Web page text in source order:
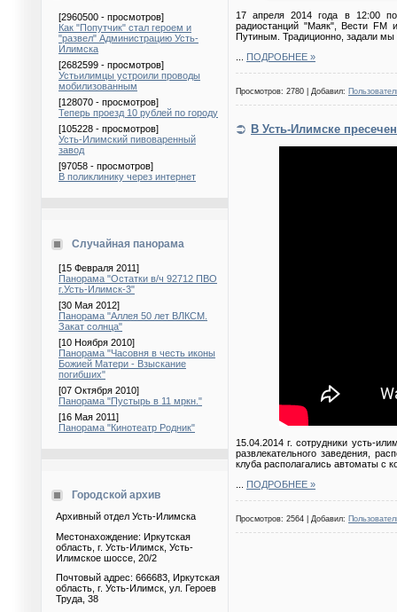
[2960500 - просмотров]
Как "Попутчик" стал героем и
"развел" Администрацию Усть-
Илимска
[2682599 - просмотров]
Устьилимцы устроили проводы
мобилизованным
[128070 - просмотров]
Теперь проезд 10 рублей по городу
[105228 - просмотров]
Усть-Илимский пивоваренный
завод
[97058 - просмотров]
В поликлинику через интернет
Случайная панорама
[15 Февраля 2011]
Панорама "Остатки в/ч 92712 ПВО
г.Усть-Илимск-3"
[30 Мая 2012]
Панорама "Аллея 50 лет ВЛКСМ.
Закат солнца"
[10 Ноября 2010]
Панорама "Часовня в честь иконы
Божией Матери - Взыскание
погибших"
[07 Октября 2010]
Панорама "Пустырь в 11 мркн."
[16 Мая 2011]
Панорама "Кинотеатр Родник"
Городской архив
Архивный отдел Усть-Илимска
Местонахождение: Иркутская
область, г. Усть-Илимск, Усть-
Илимское шоссе, 20/2
Почтовый адрес: 666683, Иркутская
область, г. Усть-Илимск, ул. Героев
Труда, 38
17 апреля 2014 года в 12:00
радиостанций "Маяк", Вести FM
Путиным. Традиционно, задали мы
ПОДРОБНЕЕ »
Просмотров: 2780 | Добавил:
В Усть-Илимске
15.04.2014 г. сотрудники усть-
развлекательного заведения,
клуба располагались автоматы с
ПОДРОБНЕЕ »
Просмотров: 2564 | Добавил: